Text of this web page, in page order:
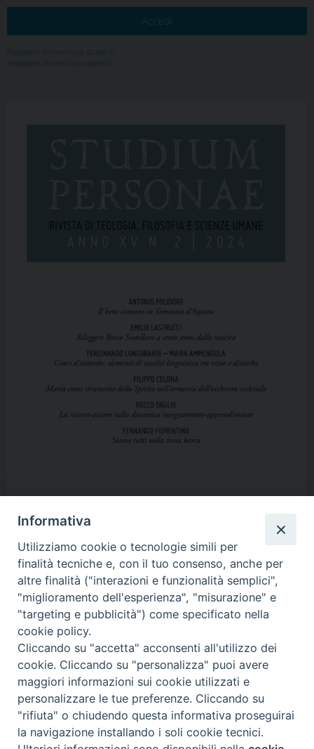
Password dimenticata studenti
Password dimenticata docenti
Copyright 2017 © Pontificia Facoltà Teologica dell’Italia Meridionale
Istituto Superiore di Scienze Religiose
Interdiocesano
"Mons. Anselmo Pecci"
Via Lanera, 14 - 75100 Matera
Tel. 0835/256357 E-mail: issrmatera@gmail.com
issrmatera@legalmail.it
C.F. 93061000779
Informativa
Utilizziamo cookie o tecnologie simili per
finalità tecniche e, con il tuo consenso, anche per
altre finalità ("interazioni e funzionalità semplici",
"miglioramento dell'esperienza", "misurazione" e
"targeting e pubblicità") come specificato nella
cookie policy.
Cliccando su "accetta" acconsenti all'utilizzo dei
cookie. Cliccando su "personalizza" puoi avere
maggiori informazioni sui cookie utilizzati e
personalizzare le tue preferenze. Cliccando su
"rifiuta" o chiudendo questa informativa proseguirai
la navigazione installando i soli cookie tecnici.